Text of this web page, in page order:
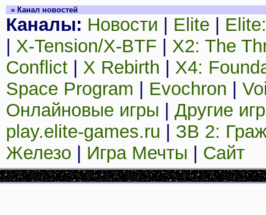
» Канал новостей
Каналы: Новости Elite
X-Tension/X-BTF
X2: The
Conflict
X Rebirth
X4:
Space Program
Evochron
Онлайновые игры
Другие
play.elite-games.ru
ЗВ 2:
Железо
Игра Мечты Сайт